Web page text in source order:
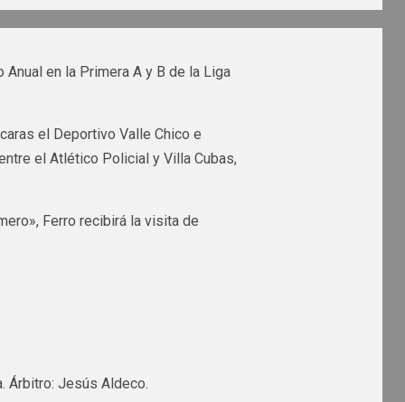
en la Primera A y B de la Liga
el Deportivo Valle Chico e
el Atlético Policial y Villa Cubas,
Ferro recibirá la visita de
Árbitro: Jesús Aldeco.